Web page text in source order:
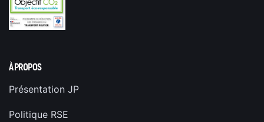
À PROPOS
Présentation JP
Politique RSE